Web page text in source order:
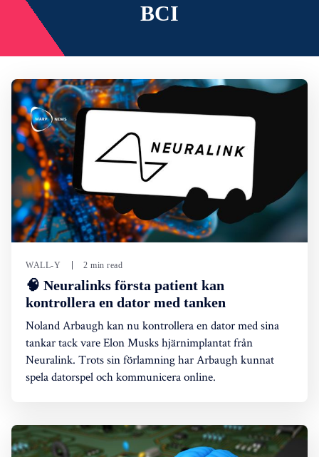
BCI
WALL-Y 2 min read
🧠 Neuralinks första patient kan
kontrollera en dator med tanken
Noland Arbaugh kan nu kontrollera en dator med sina
tankar tack vare Elon Musks hjärnimplantat från
Neuralink. Trots sin förlamning har Arbaugh kunnat
spela datorspel och kommunicera online.